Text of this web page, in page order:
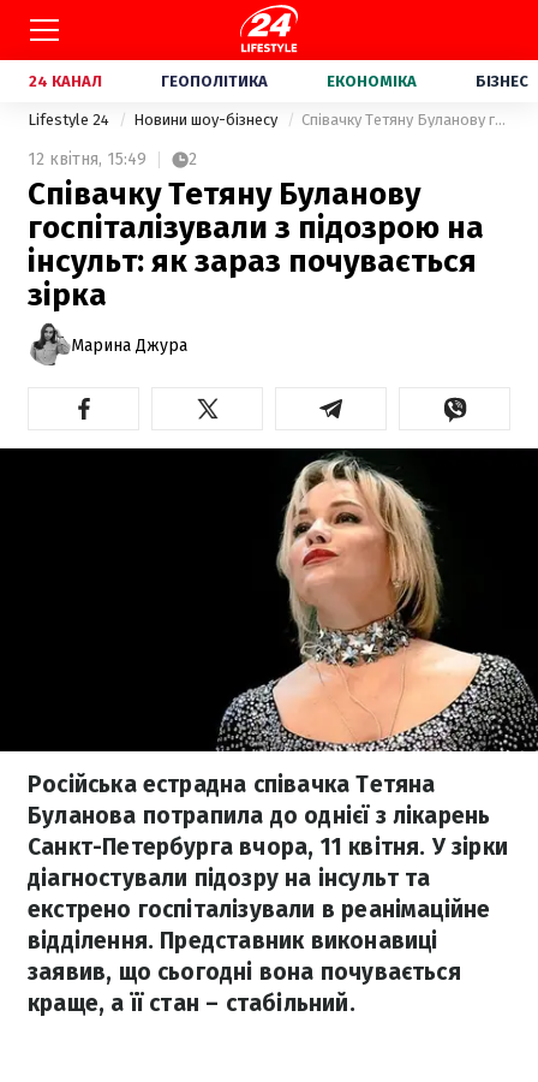
24 КАНАЛ ГЕОПОЛІТИКА ЕКОНОМІКА БІЗНЕС
Lifestyle 24 Новини шоу-бізнесу Співачку Тетяну Буланову госпіталізували з підозрою на інсульт: як зараз почувається зірка
12 квітня, 15:49 2
Співачку Тетяну Буланову
госпіталізували з підозрою на
інсульт: як зараз почувається
зірка
Марина Джура
Російська естрадна співачка Тетяна
Буланова потрапила до однієї з лікарень
Санкт-Петербурга вчора, 11 квітня. У зірки
діагностували підозру на інсульт та
екстрено госпіталізували в реанімаційне
відділення. Представник виконавиці
заявив, що сьогодні вона почувається
краще, а її стан – стабільний.